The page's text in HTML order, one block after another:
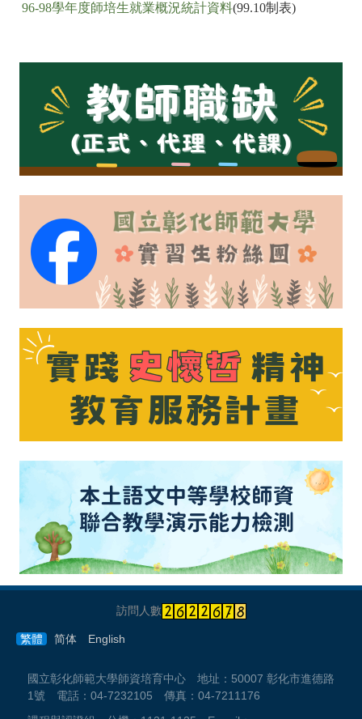
96-98學年度師培生就業概況統計資料(99.10制表)
訪問人數
繁體 简体 English
國立彰化師範大學師資培育中心 地址：50007 彰化市進德路
1號 電話：04-7232105 傳真：04-7211176